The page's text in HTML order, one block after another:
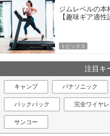
ジムレベルの本
【趣味ギア適性
トピックス
注目キ
キャンプ パナソニック
バックパック 完全ワイヤ
サンコー